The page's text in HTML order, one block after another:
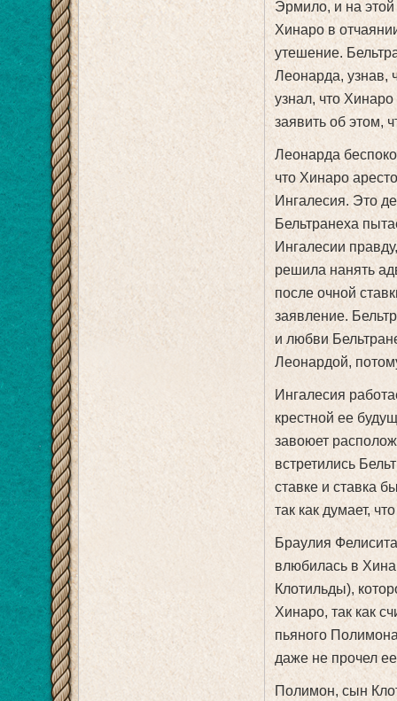
Эрмило, и на
Хинаро в
утешение.
Леонарда, узнав,
узнал, что
заявить об этом,
Леонарда
что Хинаро
Ингалесия. Это
Бельтранеха
Ингалесии
решила нанять
после очной
заявление.
и любви
Леонардой,
Ингалесия
крестной ее
завоюет
встретились
ставке и ставка
так как думает,
Браулия
влюбилась в
Клотильды),
Хинаро, так как
пьяного
даже не прочел
Полимон, сын